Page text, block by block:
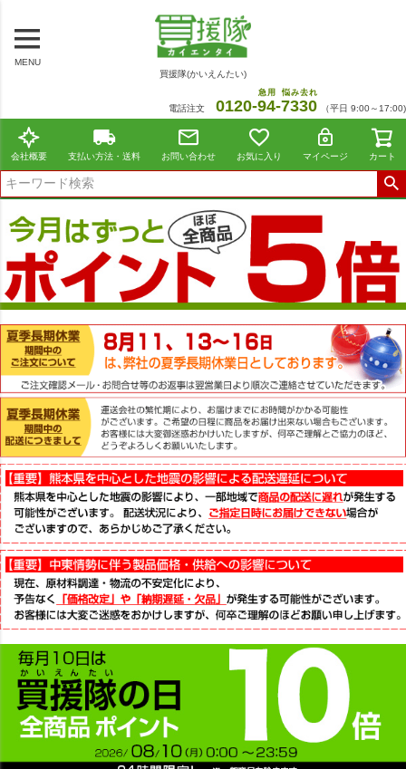
MENU
買援隊(かいえんたい)
電話注文 0120-94
急用
-7330
悩み去れ
（平日 9:00～17:00)
会社概要 支払い方法・送料 お問い合わせ お気に入り マイページ カート